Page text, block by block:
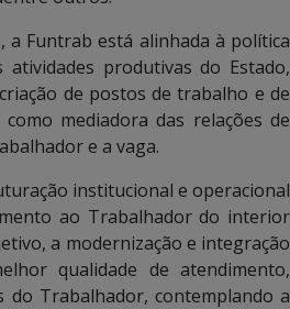
a Funtrab está alinhada à política
atividades produtivas do Estado,
de postos de trabalho e de
mediadora das relações de
e a vaga.
institucional e operacional
ao Trabalhador do interior
a modernização e integração
qualidade de atendimento,
do Trabalhador, contemplando a